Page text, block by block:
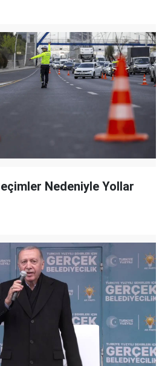
Nedeniyle Yollar